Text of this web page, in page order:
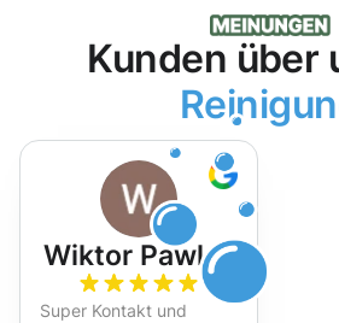
Kunden über
Wiktor Pawlak
Super Kontakt und